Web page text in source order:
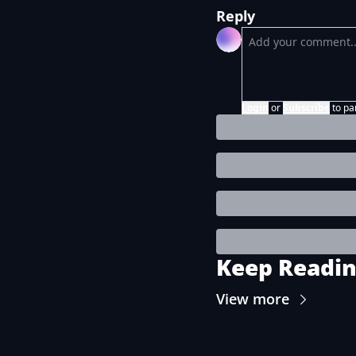
Reply
or to
Keep
View more